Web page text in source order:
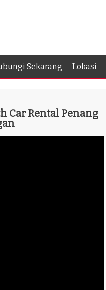
Sekarang Lokasi
Car Rental Penang